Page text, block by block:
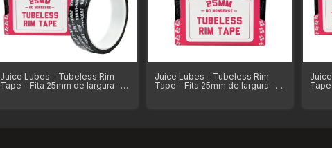
Juice Lubes - Tubeless Rim
Tape - Fita 25mm de largura -
Juice Lubes - Tubeless Rim
Tape - Fita 25mm de largura -